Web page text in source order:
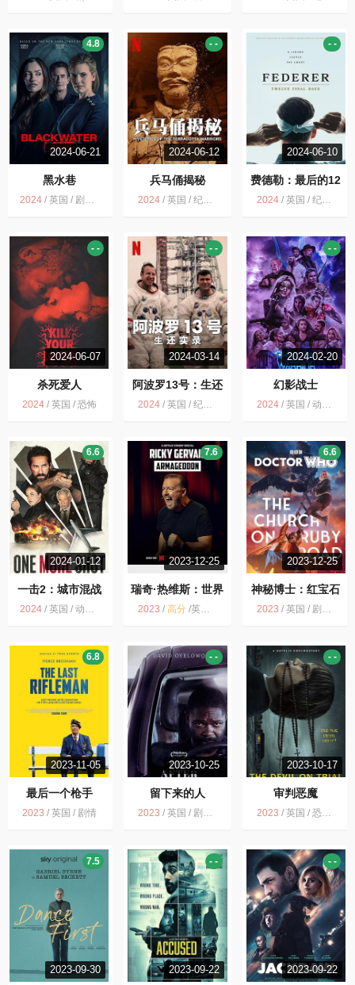
2024-06-21
黑水巷
4.8
2024 / 英国 / 剧情 悬疑 惊悚 恐怖 犯罪
2024-06-12
兵马俑揭秘
- -
2024 /英国 / 纪录片 历史
2024-06-10
费德勒：最后的12
天
- -
2024/ 英国 / 纪录片 运动
2024-06-07
杀死爱人
- -
2024/ 英国 / 恐怖
2024-03-14
阿波罗13号：生还
实录
- -
2024 /英国 / 纪录片 历史
2024-02-20
幻影战士
- -
2024/ 英国 / 动作 科幻 奇幻 冒险
2024-01-12
一击2：城市混战
6.6
2024 / 英国 / 动作 惊悚
2023-12-25
瑞奇·热维斯：世界
末日
7.6
2023 /高分 /英国 / 脱口秀
2023-12-25
神秘博士：红宝石
路教堂
6.6
2023 / 英国 / 剧情 科幻 冒险
2023-11-05
最后一个枪手
6.8
2023 / 英国 / 剧情
2023-10-25
留下来的人
- -
2023 /英国 / 剧情 短片
2023-10-17
审判恶魔
- -
2023 / 英国 / 恐怖 纪录片 犯罪
2023-09-30
7.5
2023-09-22
- -
2023-09-22
- -